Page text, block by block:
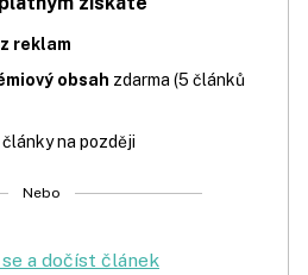
reklam
obsah zdarma (5 článků
na později
Nebo
a dočíst článek